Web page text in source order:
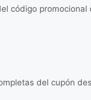
código promocional
del cupón